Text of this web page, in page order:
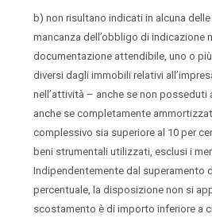
b) non risultano indicati in alcuna
mancanza dell’obbligo di indicazione
documentazione attendibile, uno o
diversi dagli immobili relativi
nell’attività – anche se non
anche se completamente
complessivo sia superiore al 10 per
beni strumentali utilizzati, esclusi i
Indipendentemente dal superamento
percentuale, la disposizione non si
scostamento è di importo inferiore a